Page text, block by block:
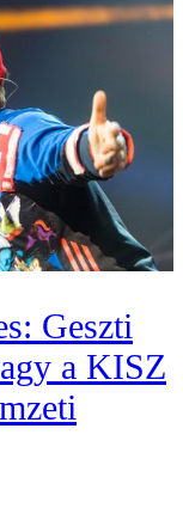
Geszti
a KISZ